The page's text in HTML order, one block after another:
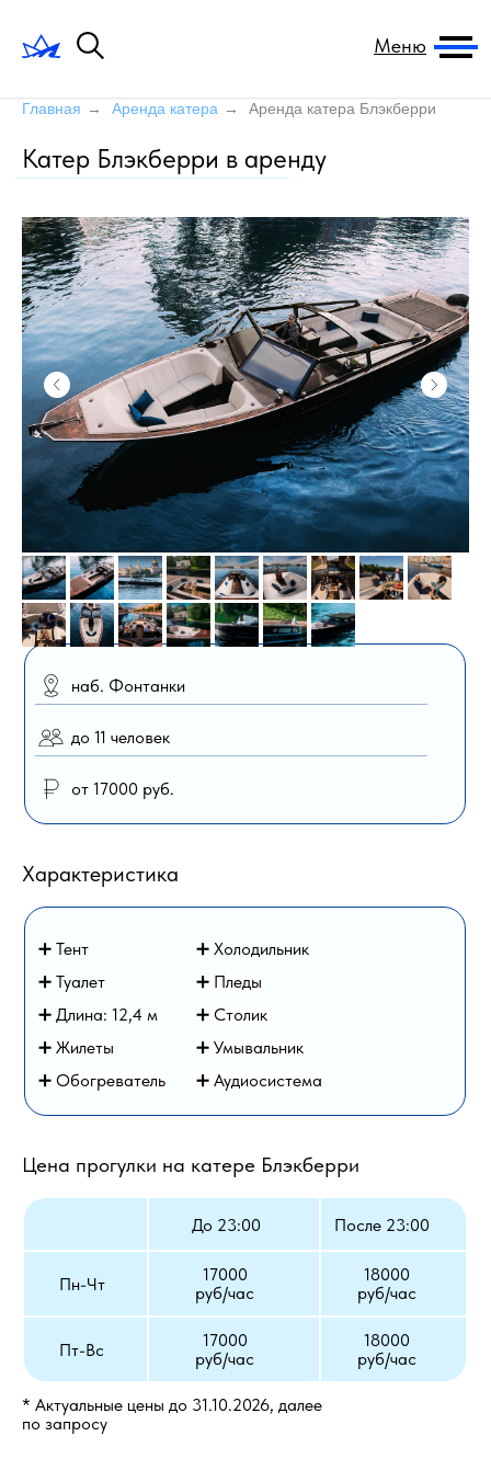
Меню
Главная → Аренда катера → Аренда катера Блэкберри
Катер Блэкберри в аренду
Цена прогулки на катере Блэкберри
Пн-Чт
17000
руб/час
До 23:00
до 11 человек
наб. Фонтанки
от 17000 руб.
Пт-Вс
После 23:00
17000
руб/час
18000
руб/час
18000
руб/час
Характеристика
➕ Туалет
➕ Длина: 12,4 м
➕ Умывальник
➕ Обогреватель
➕ Пледы
➕ Столик
➕ Жилеты
➕ Аудиосистема
➕ Тент ➕ Холодильник
* Актуальные цены до 31.10.2026, далее
по запросу